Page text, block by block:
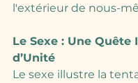
l'extérieur de nous-
Le Sexe : Une Quête
d’Unité
Le sexe illustre la